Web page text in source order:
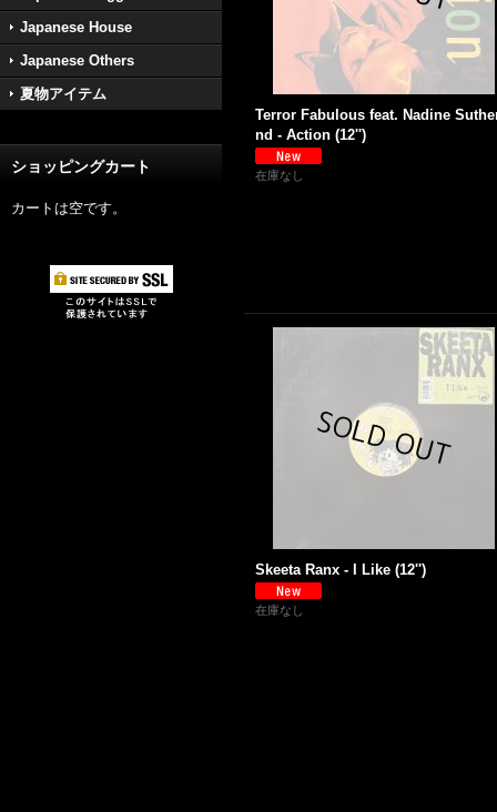
Japanese House
Japanese Others
夏物アイテム
ショッピングカート
カートは空です。
Terror Fabulous feat. Nadine
nd - Action (12'')
在庫なし
Skeeta Ranx - I Like (12'')
在庫なし